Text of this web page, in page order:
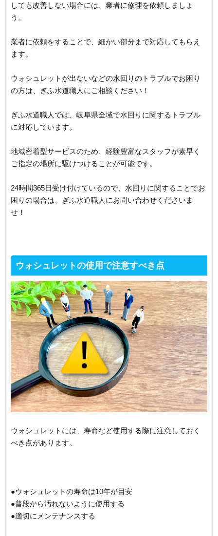
しても改善しない場合には、業者に修理を依頼しましょ
う。
業者に依頼をすることで、細かい部分まで対応してもらえ
ます。
ウォシュレットが出ないなどの水回りのトラブルでお困り
の方は、ぎふ水道職人にご相談ください！
ぎふ水道職人では、岐阜県全域で水回りに関するトラブル
に対応しています。
地域密着型サービスのため、経験豊富なスタッフが素早く
ご指定の場所に駆けつけることが可能です。
24時間365日受け付けているので、水回りに関することでお
困りの場合は、ぎふ水道職人にお問い合わせくださいま
せ！
ウォシュレットの使用で注意すべき点
ウォシュレットには、寿命など使用する際に注意しておく
べき点があります。
●ウォシュレットの寿命は10年が目安
●普段から汚れないように使用する
●適切にメンテナンスする